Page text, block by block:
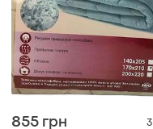
855 грн 3